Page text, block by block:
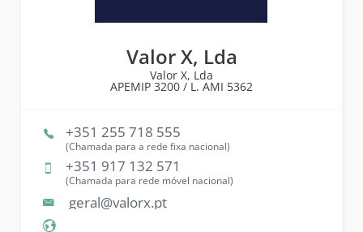
Valor X, Lda
Valor X, Lda
APEMIP 3200 / L. AMI 5362
+351 255 718 555
(Chamada para a rede fixa nacional)
+351 917 132 571
(Chamada para rede móvel nacional)
geral@valorx.pt